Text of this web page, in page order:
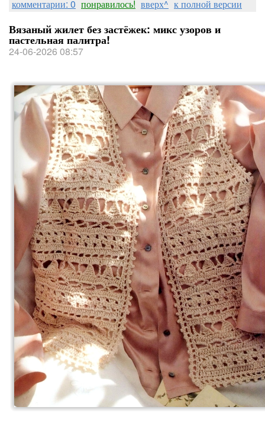
комментарии: 0 понравилось! вверх^ к полной версии
Вязаный жилет без застёжек: микс узоров и
пастельная палитра!
24-06-2026 08:57